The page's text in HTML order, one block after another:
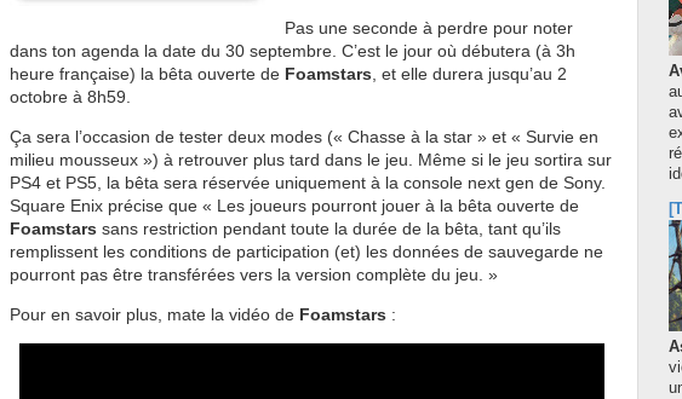
Pas une seconde à perdre pour noter
dans ton agenda la date du 30 septembre. C’est le jour où débutera (à 3h
heure française) la bêta ouverte de Foamstars , et elle durera jusqu’au 2
octobre à 8h59.
Ça sera l’occasion de tester deux modes (« Chasse à la star » et « Survie en
milieu mousseux ») à retrouver plus tard dans le jeu. Même si le jeu sortira sur
PS4 et PS5, la bêta sera réservée uniquement à la console next gen de Sony.
Square Enix précise que « Les joueurs pourront jouer à la bêta ouverte de
Foamstars sans restriction pendant toute la durée de la bêta, tant qu’ils
remplissent les conditions de participation (et) les données de sauvegarde ne
pourront pas être transférées vers la version complète du jeu. »
Pour en savoir plus, mate la vidéo de Foamstars :